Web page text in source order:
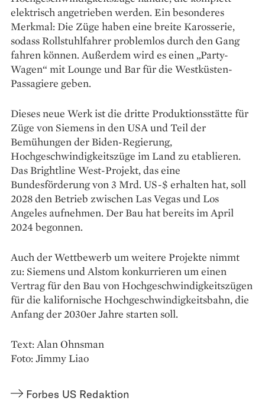
elektrisch angetrieben werden. Ein besonderes
Merkmal: Die Züge haben eine breite Karosserie,
sodass Rollstuhlfahrer problemlos durch den Gang
fahren können. Außerdem wird es einen „Party-
Wagen“ mit Lounge und Bar für die Westküsten-
Passagiere geben.
Dieses neue Werk ist die dritte Produktionsstätte für
Züge von Siemens in den USA und Teil der
Bemühungen der Biden-Regierung,
Hochgeschwindigkeitszüge im Land zu etablieren.
Das Brightline West-Projekt, das eine
Bundesförderung von 3 Mrd. US-$ erhalten hat, soll
2028 den Betrieb zwischen Las Vegas und Los
Angeles aufnehmen. Der Bau hat bereits im April
2024 begonnen.
Auch der Wettbewerb um weitere Projekte nimmt
zu: Siemens und Alstom konkurrieren um einen
Vertrag für den Bau von Hochgeschwindigkeitszügen
für die kalifornische Hochgeschwindigkeitsbahn, die
Anfang der 2030er Jahre starten soll.
Text: Alan Ohnsman
Foto: Jimmy Liao
Forbes US Redaktion